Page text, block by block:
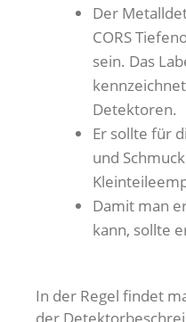
Der
CORS
sein. Das
Detektoren.
Er sollte für
und
Damit man
kann, sollte
In der Regel findet